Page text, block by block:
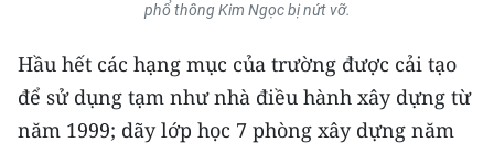
FRANÇAIS
РУССКИЙ
phổ thông Kim Ngọc bị nứt vỡ.
Hầu hết các hạng mục của trường được cải tạo
để sử dụng tạm như nhà điều hành xây dựng từ
năm 1999; dãy lớp học 7 phòng xây dựng năm